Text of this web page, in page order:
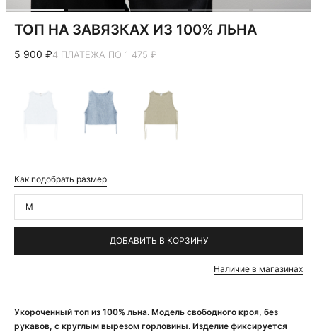
Укороченный топ из 100% льна. Модель свободного кроя, без
рукавов, с круглым вырезом горловины. Изделие фиксируется
ТОП НА ЗАВЯЗКАХ ИЗ 100% ЛЬНА
5 900 ₽4 ПЛАТЕЖА ПО 1 475 ₽
Как подобрать размер
M
ДОБАВИТЬ В КОРЗИНУ
Наличие в магазинах